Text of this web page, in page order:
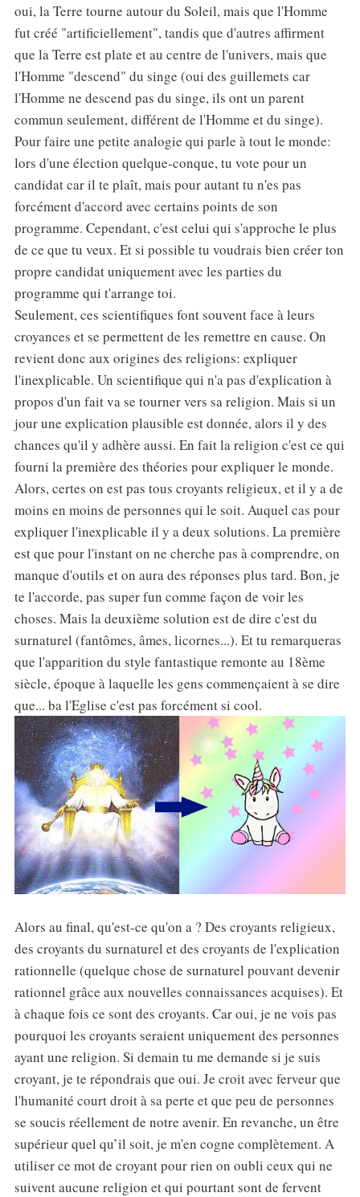
oui, la Terre tourne autour du Soleil, mais que l'Homme
fut créé "artificiellement", tandis que d'autres affirment
que la Terre est plate et au centre de l'univers, mais que
l'Homme "descend" du singe (oui des guillemets car
l'Homme ne descend pas du singe, ils ont un parent
commun seulement, différent de l'Homme et du singe).
Pour faire une petite analogie qui parle à tout le monde:
lors d'une élection quelque-conque, tu vote pour un
candidat car il te plaît, mais pour autant tu n'es pas
forcément d'accord avec certains points de son
programme. Cependant, c'est celui qui s'approche le plus
de ce que tu veux. Et si possible tu voudrais bien créer ton
propre candidat uniquement avec les parties du
programme qui t'arrange toi.
Seulement, ces scientifiques font souvent face à leurs
croyances et se permettent de les remettre en cause. On
revient donc aux origines des religions: expliquer
l'inexplicable. Un scientifique qui n'a pas d'explication à
propos d'un fait va se tourner vers sa religion. Mais si un
jour une explication plausible est donnée, alors il y des
chances qu'il y adhère aussi. En fait la religion c'est ce qui
fourni la première des théories pour expliquer le monde.
Alors, certes on est pas tous croyants religieux, et il y a de
moins en moins de personnes qui le soit. Auquel cas pour
expliquer l'inexplicable il y a deux solutions. La première
est que pour l'instant on ne cherche pas à comprendre, on
manque d'outils et on aura des réponses plus tard. Bon, je
te l'accorde, pas super fun comme façon de voir les
choses. Mais la deuxième solution est de dire c'est du
surnaturel (fantômes, âmes, licornes...). Et tu remarqueras
que l'apparition du style fantastique remonte au 18ème
siècle, époque à laquelle les gens commençaient à se dire
que... ba l'Eglise c'est pas forcément si cool.
Alors au final, qu'est-ce qu'on a ? Des croyants religieux,
des croyants du surnaturel et des croyants de l'explication
rationnelle (quelque chose de surnaturel pouvant devenir
rationnel grâce aux nouvelles connaissances acquises). Et
à chaque fois ce sont des croyants. Car oui, je ne vois pas
pourquoi les croyants seraient uniquement des personnes
ayant une religion. Si demain tu me demande si je suis
croyant, je te répondrais que oui. Je croit avec ferveur que
l'humanité court droit à sa perte et que peu de personnes
se soucis réellement de notre avenir. En revanche, un être
supérieur quel qu’il soit, je m'en cogne complètement. A
utiliser ce mot de croyant pour rien on oubli ceux qui ne
suivent aucune religion et qui pourtant sont de fervent